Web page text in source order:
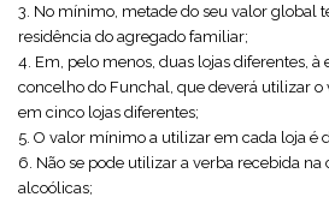
3. No mínimo, metade do seu valor global
residência do agregado familiar;
4. Em, pelo menos, duas lojas diferentes,
concelho do Funchal, que deverá utilizar
em cinco lojas diferentes;
5. O valor mínimo a utilizar em cada loja é
6. Não se pode utilizar a verba recebida
alcoólicas;